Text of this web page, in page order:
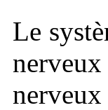
Le
nerveux